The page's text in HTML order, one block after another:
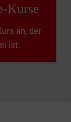
Kurse
an, der
ist.